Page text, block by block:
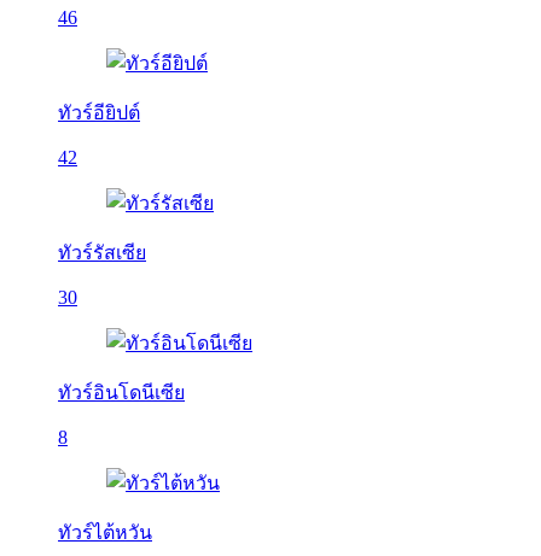
46
ทัวร์อียิปต์
42
ทัวร์รัสเซีย
30
ทัวร์อินโดนีเซีย
8
ทัวร์ไต้หวัน